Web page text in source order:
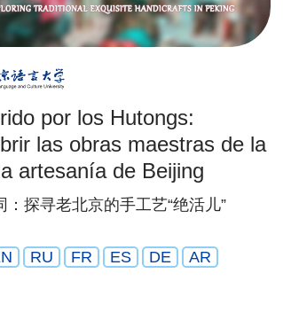
por los Hutongs:
las obras maestras de la
artesanía de Beijing
：探寻老北京的手工艺“绝活儿”
RU FR ES DE AR